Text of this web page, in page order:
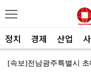
정치 경제 산업